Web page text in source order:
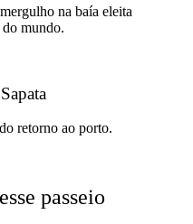
na baía eleita
do mundo.
retorno ao porto.
passeio